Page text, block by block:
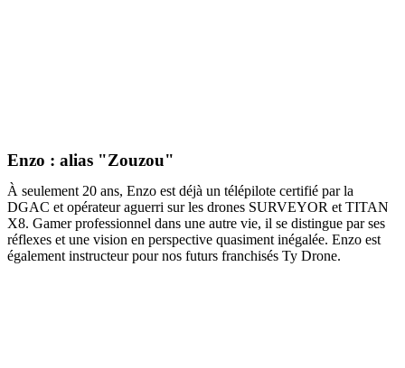
Enzo : alias "Zouzou"
À seulement 20 ans, Enzo est déjà un télépilote certifié par la
DGAC et opérateur aguerri sur les drones SURVEYOR et TITAN
X8. Gamer professionnel dans une autre vie, il se distingue par ses
réflexes et une vision en perspective quasiment inégalée. Enzo est
également instructeur pour nos futurs franchisés Ty Drone.